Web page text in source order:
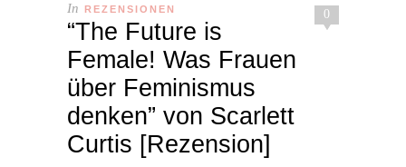
0
In REZENSIONEN
“The Future is
Female! Was Frauen
über Feminismus
denken” von Scarlett
Curtis [Rezension]